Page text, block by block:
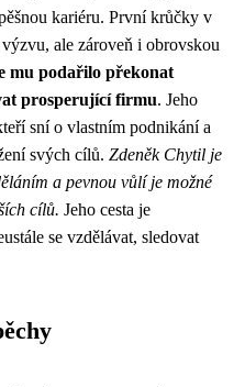
kariéru. První krůčky v
ale zároveň i obrovskou
mu podařilo překonat
prosperující firmu. Jeho
sní o vlastním podnikání a
svých cílů. Zdeněk Chytil je
a pevnou vůlí je možné
cílů. Jeho cesta je
se vzdělávat, sledovat